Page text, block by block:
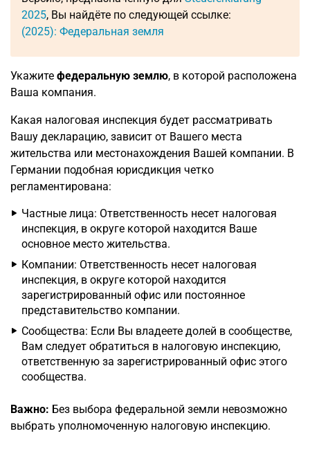
2025, Вы найдёте по следующей ссылке:
(2025): Федеральная земля
Укажите федеральную землю, в которой расположена
Ваша компания.
Какая налоговая инспекция будет рассматривать
Вашу декларацию, зависит от Вашего места
жительства или местонахождения Вашей компании. В
Германии подобная юрисдикция четко
регламентирована:
Частные лица: Ответственность несет налоговая
инспекция, в округе которой находится Ваше
основное место жительства.
Компании: Ответственность несет налоговая
инспекция, в округе которой находится
зарегистрированный офис или постоянное
представительство компании.
Сообщества: Если Вы владеете долей в сообществе,
Вам следует обратиться в налоговую инспекцию,
ответственную за зарегистрированный офис этого
сообщества.
Важно: Без выбора федеральной земли невозможно
выбрать уполномоченную налоговую инспекцию.